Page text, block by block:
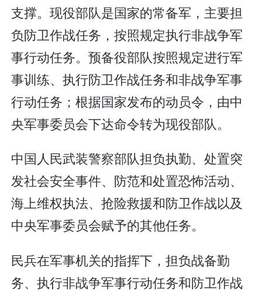
支撑。现役部队是国家的常备军，主要担
负防卫作战任务，按照规定执行非战争军
事行动任务。预备役部队按照规定进行军
事训练、执行防卫作战任务和非战争军事
行动任务；根据国家发布的动员令，由中
央军事委员会下达命令转为现役部队。
中国人民武装警察部队担负执勤、处置突
发社会安全事件、防范和处置恐怖活动、
海上维权执法、抢险救援和防卫作战以及
中央军事委员会赋予的其他任务。
民兵在军事机关的指挥下，担负战备勤
务、执行非战争军事行动任务和防卫作战